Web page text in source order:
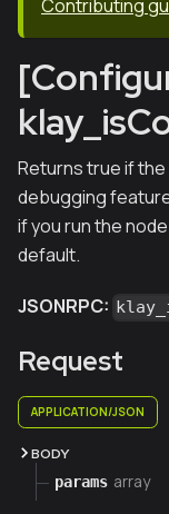
Contributing
Returns true if
debugging
if you run the
default.
JSONRPC:
Request
APPLICATION/JSON
BODY
params array